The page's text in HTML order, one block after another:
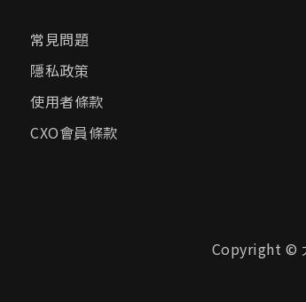
常見問題
隱私政策
使用者條款
CXO會員條款
Copyright ©